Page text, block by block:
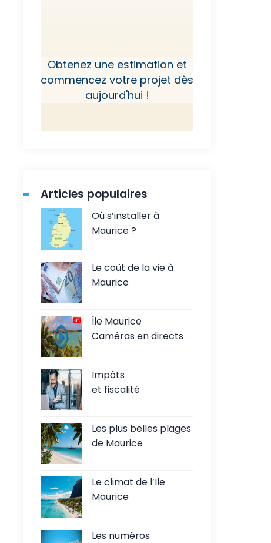
Obtenez une estimation et
commencez votre projet dès
aujourd'hui !
Articles populaires
Où s’installer à
Maurice ?
Le coût de la vie à
Maurice
Île Maurice
Caméras en directs
Impôts
et fiscalité
Les plus belles plages
de Maurice
Le climat de l’Ile
Maurice
Les numéros